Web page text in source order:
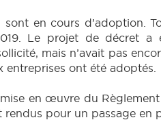
en cours d’adoption.
Le projet de décret
mais n’avait pas
ont été adoptés.
en œuvre du
pour un passage en